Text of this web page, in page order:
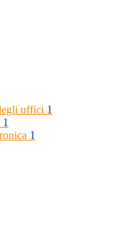
uffici 1
1
1